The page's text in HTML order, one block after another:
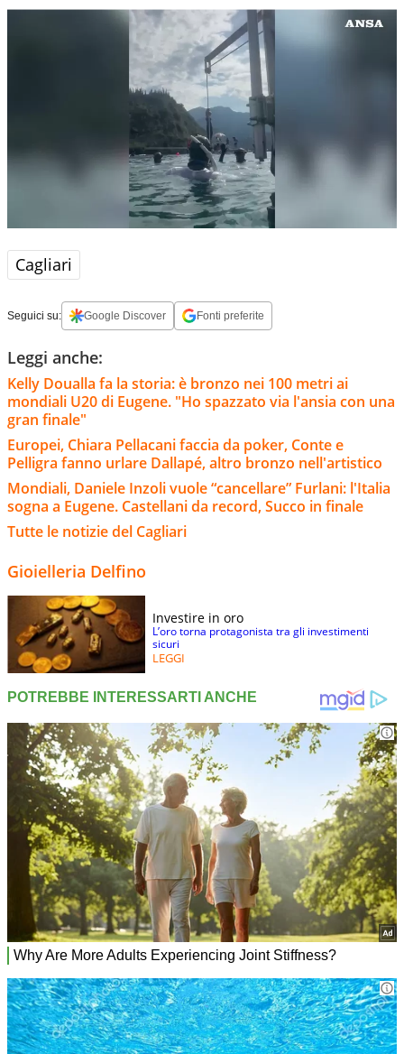
Cagliari
Seguici su: Google Discover Fonti preferite
Leggi anche:
Kelly Doualla fa la storia: è bronzo nei 100 metri ai
mondiali U20 di Eugene. "Ho spazzato via l'ansia con una
gran finale"
Europei, Chiara Pellacani faccia da poker, Conte e
Pelligra fanno urlare Dallapé, altro bronzo nell'artistico
Mondiali, Daniele Inzoli vuole “cancellare” Furlani: l'Italia
sogna a Eugene. Castellani da record, Succo in finale
Tutte le notizie del Cagliari
Gioielleria Delfino
Investire in oro
L’oro torna protagonista tra gli investimenti
sicuri
LEGGI